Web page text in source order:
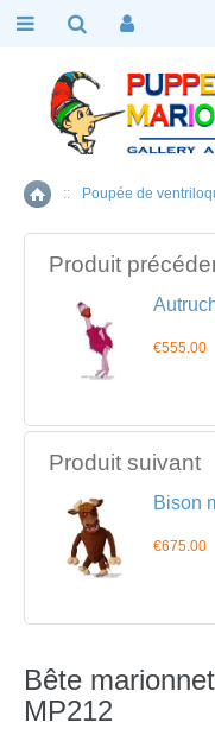
Accueil
:: Poupée de
Produit
€555.00
Produit suivant
Bison
€675.00
Bête
MP212